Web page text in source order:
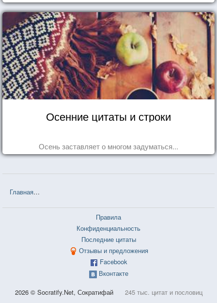
Осенние цитаты и строки
Осень заставляет о многом задуматься...
Главная
Правила
Конфиденциальность
Последние цитаты
Отзывы и предложения
Facebook
Вконтакте
2026 © Socratify.Net, Сократифай 245 тыс. цитат и пословиц